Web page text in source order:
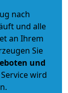
nach
und alle
an Ihrem
Sie
und
wird